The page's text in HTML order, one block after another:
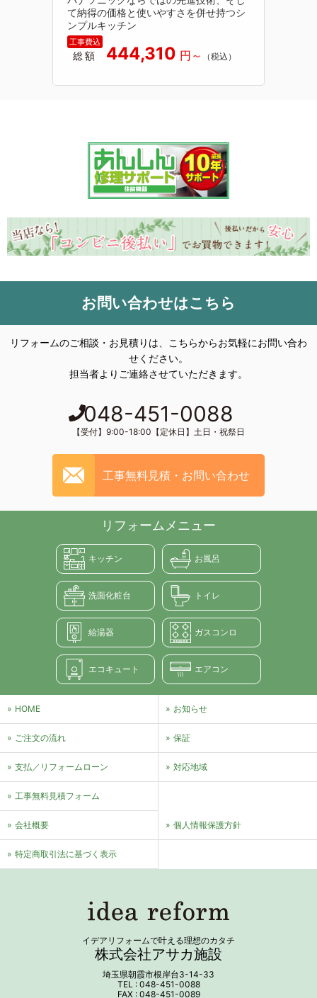
て納得の価格と使いやすさを併せ持つシ
ンプルキッチン
総額 444,310
お問い合わせはこちら
リフォームのご相談・お見積りは、こちらからお気軽にお問い合わ
せください。
担当者よりご連絡させていただきます。
048-451-0088
【受付】9:00-18:00【定休日】土日・祝祭日
工事無料見積・お問い合わせ
イデアリフォームで叶える理想のカタチ
株式会社アサカ施設
埼玉県朝霞市根岸台3-14-33
TEL : 048-451-0088
FAX : 048-451-0089
リフォームメニュー
キッチン お風呂
洗面化粧台 トイレ
給湯器 ガスコンロ
エコキュート エアコン
HOME お知らせ
ご注文の流れ 保証
支払／リフォームローン 対応地域
⼯事無料⾒積フォーム
会社概要 個⼈情報保護⽅針
特定商取引法に基づく表⽰